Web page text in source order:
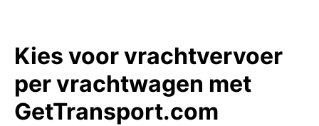
Kies voor vrachtvervoer
per vrachtwagen met
GetTransport.com